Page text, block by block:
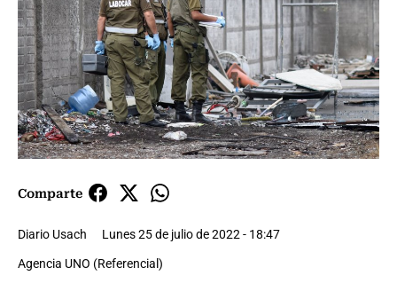
Comparte
Diario Usach
Lunes 25 de julio de 2022 - 18:47
Agencia UNO (Referencial)